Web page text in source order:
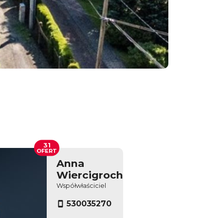
Anna
Wiercigroch
Współwłaściciel
530035270
31
OFERT